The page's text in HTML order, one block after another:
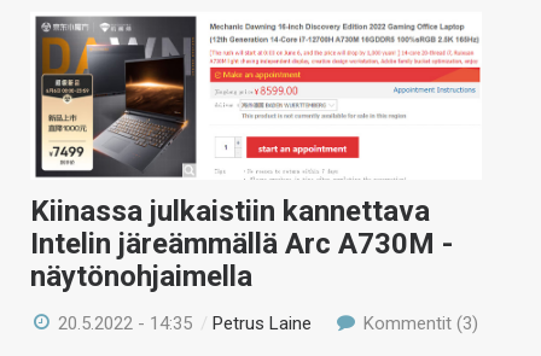
TIETOA
HINTA.FI
KAUPPA
Kiinassa julkaistiin kannettava
Intelin järeämmällä Arc A730M -
näytönohjaimella
20.5.2022 - 14:35 /Petrus Laine Kommentit (3)